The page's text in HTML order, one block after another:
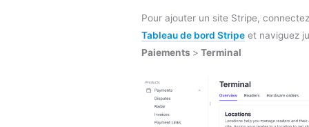
Pour ajouter un site Stripe,
Tableau de bord Stripe et naviguez
Paiements > Terminal